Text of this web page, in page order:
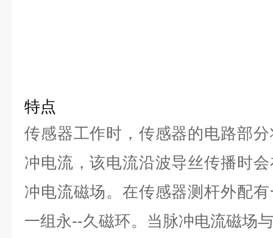
特点
传感器工作时，传感器的电路部
冲电流，该电流沿波导丝传播时
冲电流磁场。在传感器测杆外配
一组永--久磁环。当脉冲电流磁场